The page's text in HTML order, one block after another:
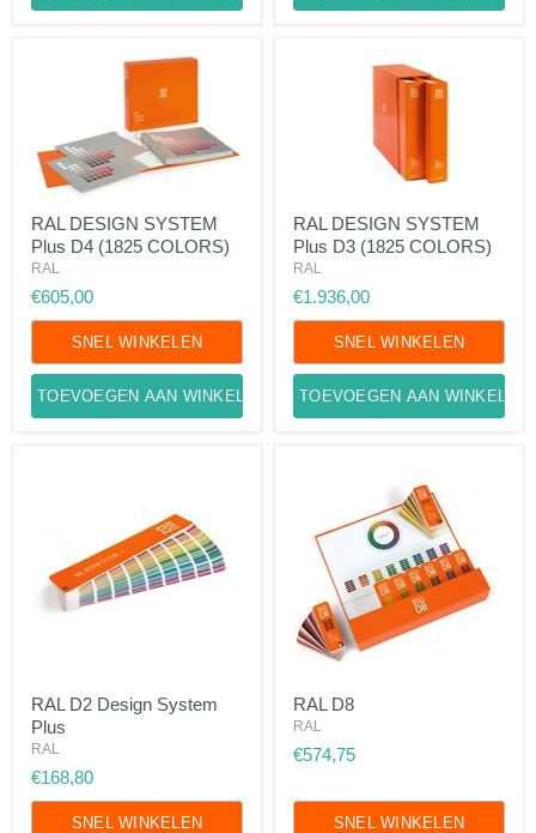
DESIGN
SYSTEM
Plus
(1825
COLORS)
RAL DESIGN SYSTEM
Plus D4 (1825 COLORS)
RAL
€605,00
SNEL WINKELEN
TOEVOEGEN AAN WINKELWAGEN
DESIGN
SYSTEM
Plus
(1825
COLORS)
RAL DESIGN SYSTEM
Plus D3 (1825 COLORS)
RAL
€1.936,00
SNEL WINKELEN
TOEVOEGEN AAN
D2
Design
System
RAL D2 Design System
Plus
RAL
€168,80
SNEL WINKELEN
D8
RAL D8
RAL
€574,75
SNEL WINKELEN